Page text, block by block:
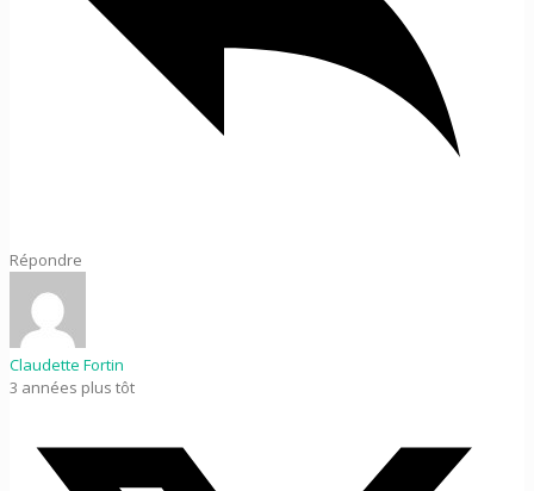
Répondre
Claudette Fortin
3 années plus tôt